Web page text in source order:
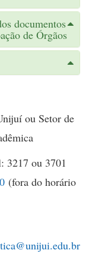
documentos
de Órgãos
ou Setor de
3217 ou 3701
(fora do horário